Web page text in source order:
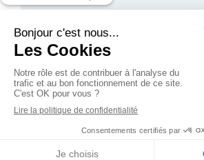
Blog
Création et référencement du site par Simplébo
Ce site est parrainé par la
Chambre Syndicale